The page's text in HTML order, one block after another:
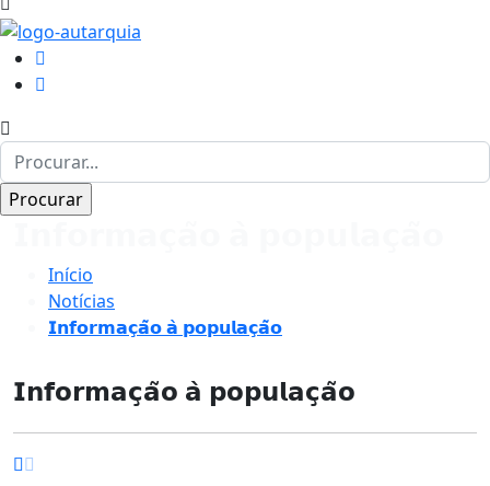
Início
Notícias
𝗜𝗻𝗳𝗼𝗿𝗺𝗮𝗰̧𝗮̃𝗼 𝗮̀ 𝗽𝗼𝗽𝘂𝗹𝗮𝗰̧𝗮̃𝗼
𝗜𝗻𝗳𝗼𝗿𝗺𝗮𝗰̧𝗮̃𝗼 𝗮̀ 𝗽𝗼𝗽𝘂𝗹𝗮𝗰̧𝗮̃𝗼